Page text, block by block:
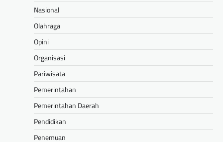
Nasional
Olahraga
Opini
Organisasi
Pariwisata
Pemerintahan
Pemerintahan Daerah
Pendidikan
Penemuan